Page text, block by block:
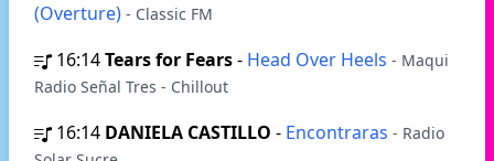
(Overture) - Classic FM
16:14Tears for Fears- Head Over Heels - Maqui
Radio Señal Tres - Chillout
16:14 DANIELA CASTILLO - Encontraras - Radio